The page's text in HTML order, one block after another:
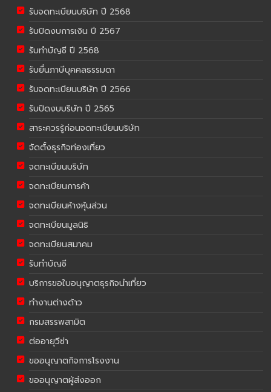
รับจดทะเบียนบริษัท ปี 2568
รับปิดงบการเงิน ปี 2567
รับทำบัญชี ปี 2568
รับยื่นภาษีบุคคลธรรมดา
รับจดทะเบียนบริษัท ปี 2566
รับปิดงบบริษัท ปี 2565
สาระควรรู้ก่อนจดทะเบียนบริษัท
จัดตั้งธุรกิจท่องเที่ยว
จดทะเบียนบริษัท
จดทะเบียนการค้า
จดทะเบียนห้างหุ้นส่วน
จดทะเบียนมูลนิธิ
จดทะเบียนสมาคม
รับทำบัญชี
บริการขอใบอนุญาตธุรกิจนำเที่ยว
ทำงานต่างด้าว
กรมสรรพสามิต
ต่ออายุวีซ่า
ขออนุญาตกิจการโรงงาน
ขออนุญาตผู้ส่งออก